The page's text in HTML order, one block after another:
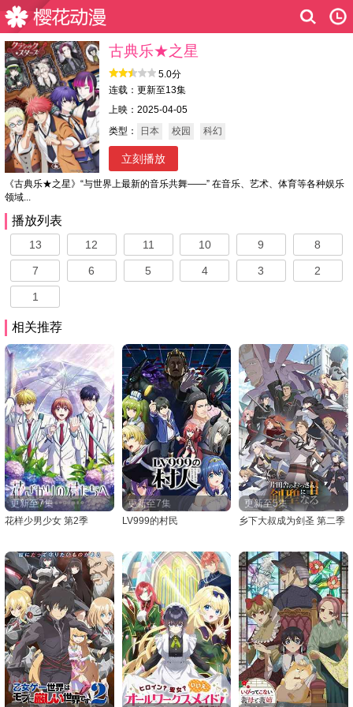
古典乐★之星
5.0分
连载：更新至13集
上映：2025-04-05
类型：
日本 校园 科幻
立刻播放
《古典乐★之星》“与世界上最新的音乐共舞——” 在音乐、艺术、体育等各种娱乐
领域...
播放列表
13 12 11 10 9 8
7 6 5 4 3 2
1
相关推荐
更新至7集
花样少男少女 第2季
更新至7集
LV999的村民
更新至5集
乡下大叔成为剑圣 第二季